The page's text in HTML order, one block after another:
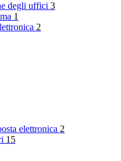
degli uffici 3
1
2
elettronica 2
15